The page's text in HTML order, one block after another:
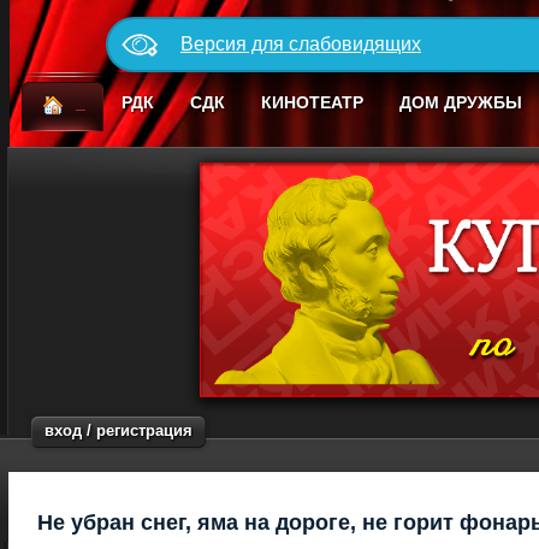
Версия для слабовидящих
РДК СДК КИНОТЕАТР ДОМ ДРУЖБЫ
вход / регистрация
Не убран снег, яма на дороге, не горит